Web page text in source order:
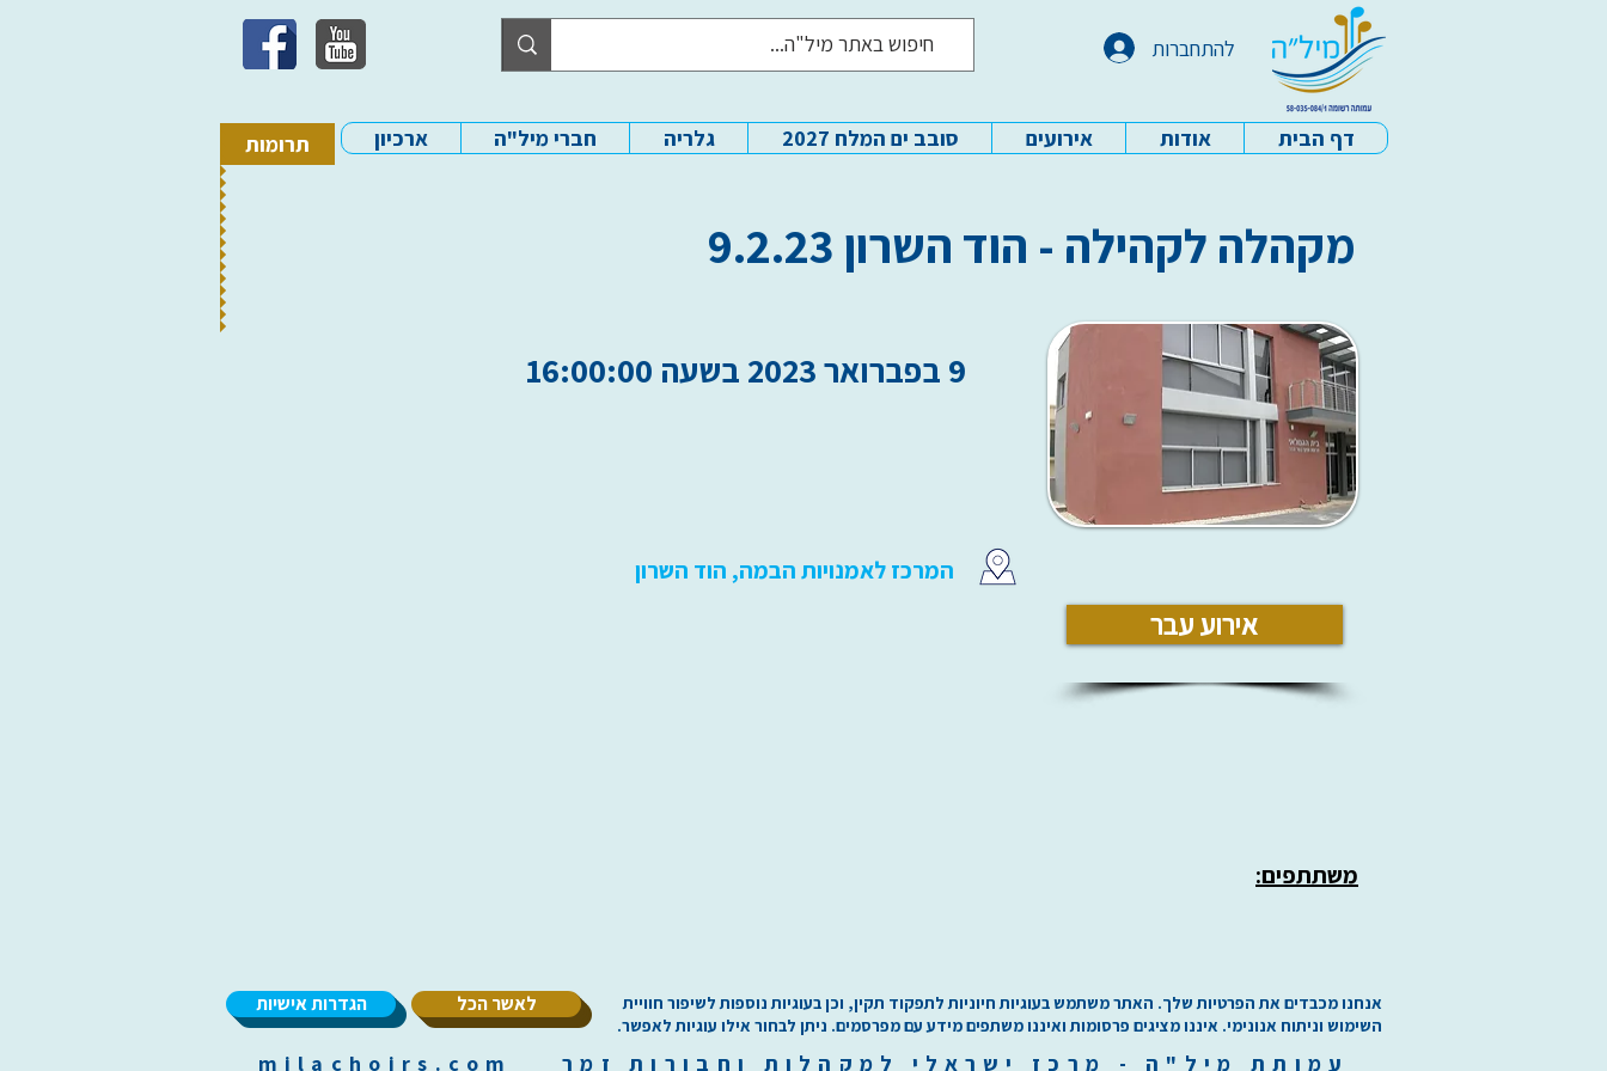
להתחברות
תרומות עמותת מיל"ה - דף הביתדף הבית אודות אירועים סובב ים המלח 2027 גלריה חברי מיל"ה ארכיון
מקהלה לקהילה - הוד השרון 9.2.23
9 בפברואר 2023 בשעה 16:00:00
המרכז לאמנויות הבמה, הוד השרון
אירוע עבר
משתתפים:
הגדרות אישיות לאשר הכל
אנחנו מכבדים את הפרטיות שלך. האתר משתמש בעוגיות חיוניות לתפקוד תקין, וכן בעוגיות נוספות לשיפור חוויית
השימוש וניתוח אנונימי. איננו מציגים פרסומות ואיננו משתפים מידע עם מפרסמים. ניתן לבחור אילו עוגיות לאפשר.
עמותת מיל"ה - מ רכז ישראלי למקהלות וחבורות זמר milachoirs.com